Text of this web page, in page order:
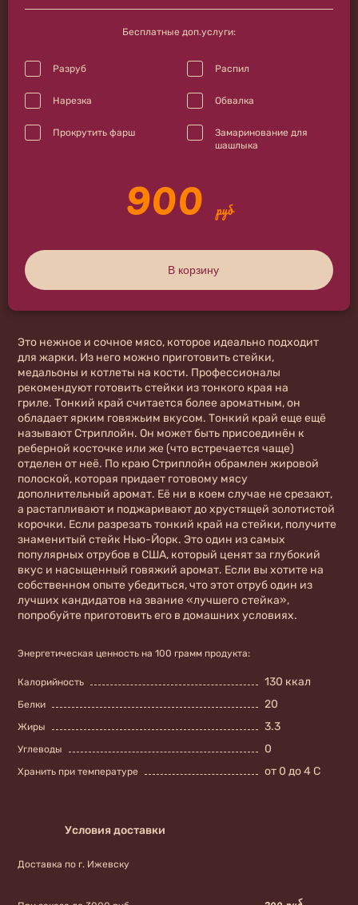
Это нежное и сочное мясо, которое идеально подходит
для жарки. Из него можно приготовить стейки,
медальоны и котлеты на кости. Профессионалы
рекомендуют готовить стейки из тонкого края на
гриле. Тонкий край считается более ароматным, он
обладает ярким говяжьим вкусом. Тонкий край еще ещё
называют Стриплойн. Он может быть присоединён к
реберной косточке или же (что встречается чаще)
отделен от неё. По краю Стриплойн обрамлен жировой
полоской, которая придает готовому мясу
дополнительный аромат. Её ни в коем случае не срезают,
а растапливают и поджаривают до хрустящей золотистой
корочки. Если разрезать тонкий край на стейки, получите
знаменитый стейк Нью-Йорк. Это один из самых
популярных отрубов в США, который ценят за глубокий
вкус и насыщенный говяжий аромат. Если вы хотите на
собственном опыте убедиться, что этот отруб один из
лучших кандидатов на звание «лучшего стейка»,
попробуйте приготовить его в домашних условиях.
Энергетическая ценность на 100 грамм продукта:
Калорийность 130 ккал
Белки 20
Жиры 3.3
Углеводы 0
Хранить при температуре от 0 до 4 С
Условия доставки
Доставка по г. Ижевску
Бесплатные доп.услуги:
Разруб Распил
Нарезка Обвалка
Прокрутить фарш
Замаринование для
шашлыка
900 руб
В корзину